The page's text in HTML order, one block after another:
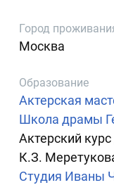
Город
Москва
Образование
Актерская
Школа драмы
Актерский
К.З.
Студия Иваны